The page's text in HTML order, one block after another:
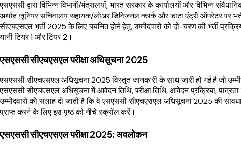
एसएससी द्वारा विभिन्न विभागों/मंत्रालयों, भारत सरकार के कार्यालयों और विभिन्न
अर्थात जूनियर सचिवालय सहायक/लोअर डिविजनल क्लर्क और डाटा एंट्री ऑपरेटर पर
सीएचएसएल भर्ती 2025 के लिए चयनित होने हेतु, उम्मीदवारों को दो-चरण की भर्ती
यानी टियर 1 और टियर 2।
एसएससी सीएचएसएल परीक्षा अधिसूचना 2025
एसएससी सीएचएसएल अधिसूचना 2025 विस्तृत जानकारी के साथ जारी हो गई है जो
एसएससी सीएचएसएल अधिसूचना में आवेदन तिथि, परीक्षा तिथि, आवेदन प्रक्रिया, पात्रता
उम्मीदवारों को सलाह दी जाती है कि वे एसएससी सीएचएसएल अधिसूचना 2025 की
प्राप्त करने के लिए इस पृष्ठ को नीचे स्क्रॉल करें।
एसएससी सीएचएसएल परीक्षा 2025: अवलोकन